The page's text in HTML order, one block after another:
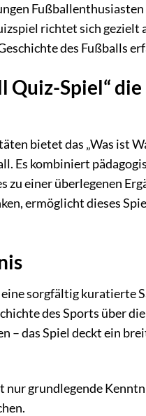
richtet sich gezielt
des Fußballs
Quiz-Spiel“
bietet das „Was ist
Es kombiniert
einer überlegenen
ermöglicht dieses
sorgfältig kuratierte
des Sports über
– das Spiel deckt ein
nur grundlegende